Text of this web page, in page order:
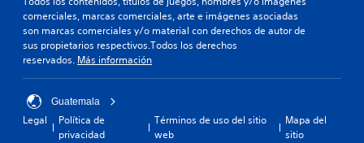
comerciales, marcas comerciales, arte e imágenes asociadas
son marcas comerciales y/o material con derechos de autor de
sus propietarios respectivos.Todos los derechos
reservados. Más información
Guatemala
Legal
Política de
privacidad
Términos de uso del sitio
web
Mapa del
sitio